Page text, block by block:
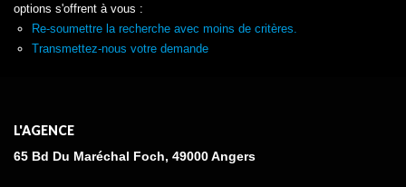
CRÉER UNE ALERTE
options s'offrent à vous :
Re-soumettre la recherche avec moins de critères.
Transmettez-nous votre demande
L'AGENCE
65 Bd Du Maréchal Foch, 49000 Angers